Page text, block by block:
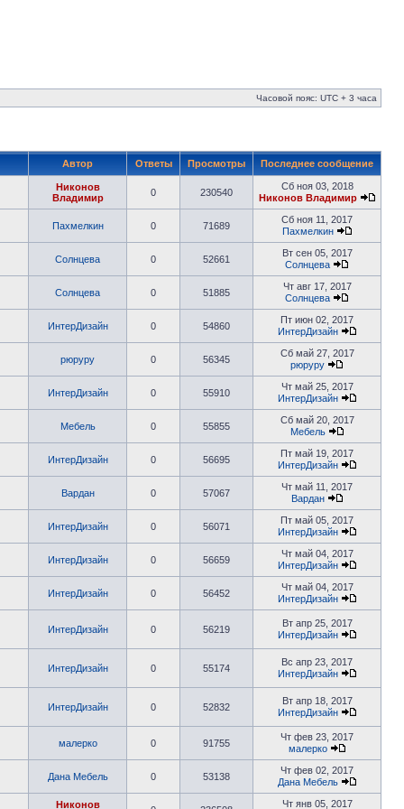
Часовой пояс: UTC + 3 часа
Автор Ответы Просмотры Последнее сообщение
Никонов
Владимир
0 230540
Сб ноя 03, 2018
Никонов Владимир
Пахмелкин 0 71689
Сб ноя 11, 2017
Пахмелкин
Солнцева 0 52661
Вт сен 05, 2017
Солнцева
Солнцева 0 51885
Чт авг 17, 2017
Солнцева
ИнтерДизайн 0 54860
Пт июн 02, 2017
ИнтерДизайн
рюруру 0 56345
Сб май 27, 2017
рюруру
ИнтерДизайн 0 55910
Чт май 25, 2017
ИнтерДизайн
Мебель 0 55855
Сб май 20, 2017
Мебель
ИнтерДизайн 0 56695
Пт май 19, 2017
ИнтерДизайн
Вардан 0 57067
Чт май 11, 2017
Вардан
ИнтерДизайн 0 56071
Пт май 05, 2017
ИнтерДизайн
ИнтерДизайн 0 56659
Чт май 04, 2017
ИнтерДизайн
ИнтерДизайн 0 56452
Чт май 04, 2017
ИнтерДизайн
ИнтерДизайн 0 56219
Вт апр 25, 2017
ИнтерДизайн
ИнтерДизайн 0 55174
Вс апр 23, 2017
ИнтерДизайн
ИнтерДизайн 0 52832
Вт апр 18, 2017
ИнтерДизайн
малерко 0 91755
Чт фев 23, 2017
малерко
Дана Мебель 0 53138
Чт фев 02, 2017
Дана Мебель
Никонов Чт янв 05, 2017